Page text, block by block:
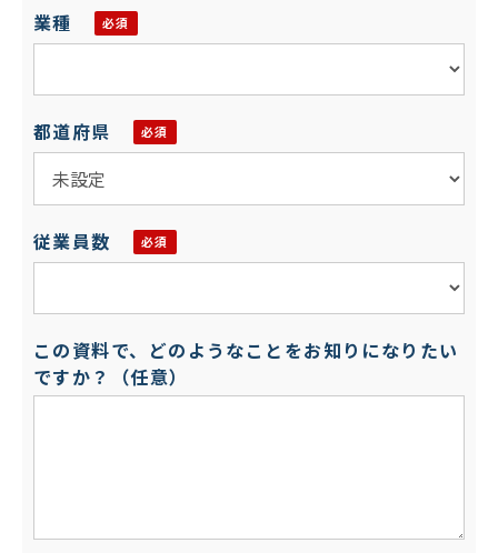
業種
都道府県
従業員数
この資料で、どのようなことをお知りになりたい
ですか？（任意）